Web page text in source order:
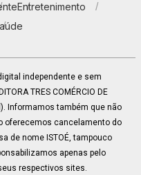
Entretenimento
independente e sem
TRES COMÉRCIO DE
Informamos também que não
oferecemos cancelamento do
de nome ISTOÉ, tampouco
apenas pelo
respectivos sites.